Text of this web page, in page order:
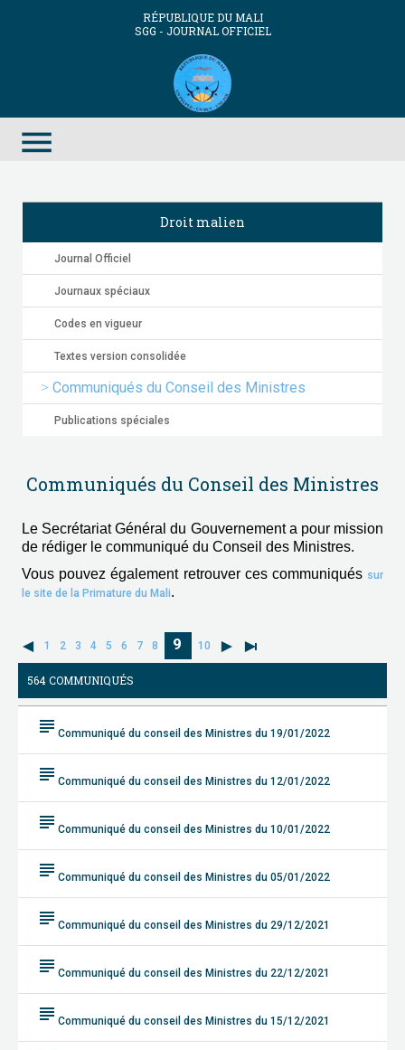
RÉPUBLIQUE DU MALI
SGG - JOURNAL OFFICIEL
menu
Droit malien
Journal Officiel
Journaux spéciaux
Codes en vigueur
Textes version consolidée
Communiqués du Conseil des Ministres
Publications spéciales
Communiqués du Conseil des Ministres
Le Secrétariat Général du Gouvernement a pour mission
de rédiger le communiqué du Conseil des Ministres.
Vous pouvez également retrouver ces communiqués sur
le site de la Primature du Mali.
1 2 3 4 5 6 7 8 9 10
564 COMMUNIQUÉS
subject Communiqué du conseil des Ministres du 19/01/2022
subject Communiqué du conseil des Ministres du 12/01/2022
subject Communiqué du conseil des Ministres du 10/01/2022
subject Communiqué du conseil des Ministres du 05/01/2022
subject Communiqué du conseil des Ministres du 29/12/2021
subject Communiqué du conseil des Ministres du 22/12/2021
subject Communiqué du conseil des Ministres du 15/12/2021